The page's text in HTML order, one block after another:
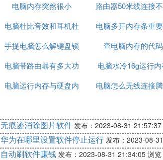
枪战游戏
电脑内存突然很小
路由器50米线连接
电脑
电脑杜比音效和耳机杜
比音效
电脑多开内存条重
手提电脑怎么解键盘锁 查电脑内存的代码
电脑带路由器有多大功
率
电脑水冷16g运行
电脑运行内存与硬盘内
电脑怎么无线连接
无痕迹消除图片软件 发布：2023-08-31 21:57:37
华为在哪里设置软件停止运行 发布：2023-08-
自动刷软件赚钱 发布：2023-08-31 21:34:05 浏